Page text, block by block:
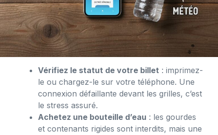
Vérifiez le statut de votre billet : imprimez-
le ou chargez-le sur votre téléphone. Une
connexion défaillante devant les grilles, c’est
le stress assuré.
Achetez une bouteille d’eau : les gourdes
et contenants rigides sont interdits, mais une